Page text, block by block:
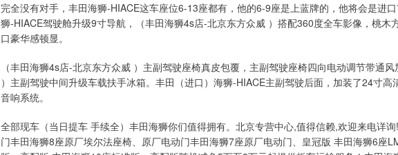
完全没有对手，丰田海狮-HIACE这车座位6-13座都有，他的6-9座是上蓝牌的，他将会是进
狮-HIACE驾驶舱升级9寸导航，（丰田海狮4s店-北京东方众威 ）搭配360度全车影像，桃木
口豪华感顿显。
（丰田海狮4s店-北京东方众威 ）主副驾驶座椅真皮包覆，主副驾驶座椅四向电动调节带通
）主副驾驶中间升级车载扶手冰箱。丰田（进口）海狮-HIACE主副驾驶后面，加装了24寸
音响系统。
全部现车（当日提车 手续全）丰田海狮你们值得拥有。北京专营中心,值得信赖,欢迎来电详
门丰田海狮8座原厂埃尔法座椅、原厂电动门丰田海狮7座原厂电动门、皇冠版 丰田海狮6座